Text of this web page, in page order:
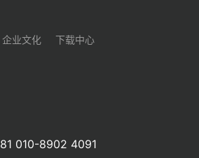
企业文化 下载中心
010-8902 4091